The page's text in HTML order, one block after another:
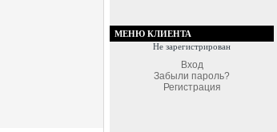
МЕНЮ КЛИЕНТА
Не зарегистрирован
Вход
Забыли пароль?
Регистрация